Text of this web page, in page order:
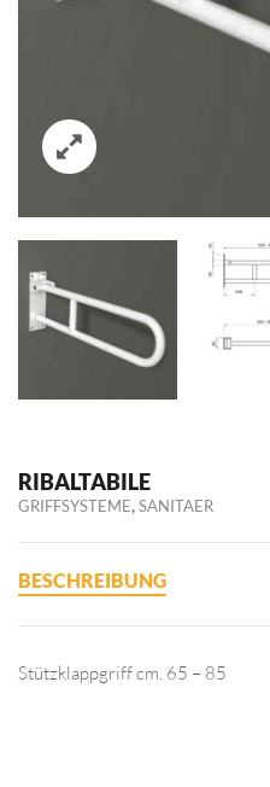
RIBALTABILE
GRIFFSYSTEME,SANITAER
BESCHREIBUNG
Stützklappgriff cm. 65 – 85